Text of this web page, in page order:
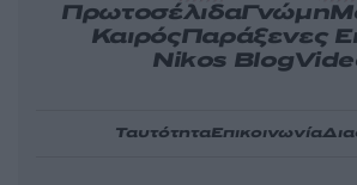
ΠρωτοσέλιδαΓνώμη
ΚαιρόςΠαράξενες
Nikos Blog
ΤαυτότηταΕπικοινωνία